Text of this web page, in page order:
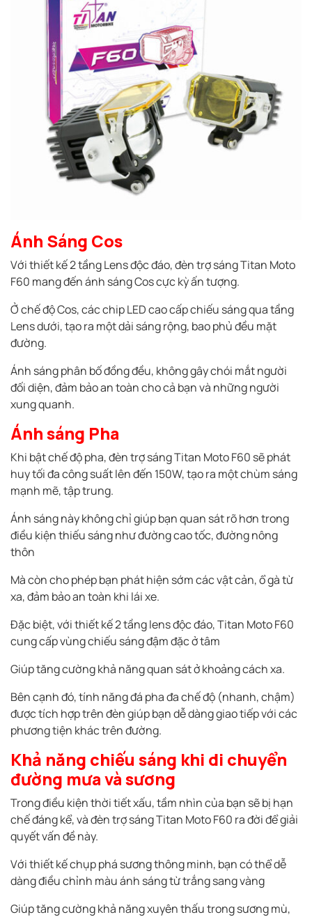
Ánh Sáng Cos
Với thiết kế 2 tầng Lens độc đáo, đèn trợ sáng Titan Moto
F60 mang đến ánh sáng Cos cực kỳ ấn tượng.
Ở chế độ Cos, các chip LED cao cấp chiếu sáng qua tầng
Lens dưới, tạo ra một dải sáng rộng, bao phủ đều mặt
đường.
Ánh sáng phân bố đồng đều, không gây chói mắt người
đối diện, đảm bảo an toàn cho cả bạn và những người
xung quanh.
Ánh sáng Pha
Khi bật chế độ pha, đèn trợ sáng Titan Moto F60 sẽ phát
huy tối đa công suất lên đến 150W, tạo ra một chùm sáng
mạnh mẽ, tập trung.
Ánh sáng này không chỉ giúp bạn quan sát rõ hơn trong
điều kiện thiếu sáng như đường cao tốc, đường nông
thôn
Mà còn cho phép bạn phát hiện sớm các vật cản, ổ gà từ
xa, đảm bảo an toàn khi lái xe.
Đặc biệt, với thiết kế 2 tầng lens độc đáo, Titan Moto F60
cung cấp vùng chiếu sáng đậm đặc ở tâm
Giúp tăng cường khả năng quan sát ở khoảng cách xa.
Bên cạnh đó, tính năng đá pha đa chế độ (nhanh, chậm)
được tích hợp trên đèn giúp bạn dễ dàng giao tiếp với các
phương tiện khác trên đường.
Khả năng chiếu sáng khi di chuyển
đường mưa và sương
Trong điều kiện thời tiết xấu, tầm nhìn của bạn sẽ bị hạn
chế đáng kể, và đèn trợ sáng Titan Moto F60 ra đời để giải
quyết vấn đề này.
Với thiết kế chụp phá sương thông minh, bạn có thể dễ
dàng điều chỉnh màu ánh sáng từ trắng sang vàng
Giúp tăng cường khả năng xuyên thấu trong sương mù,